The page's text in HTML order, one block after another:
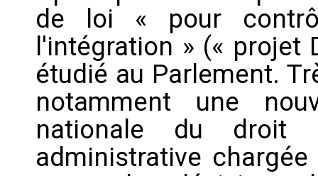
de loi « pour
l'intégration » (« projet
étudié au Parlement.
notamment une
nationale du droit
administrative